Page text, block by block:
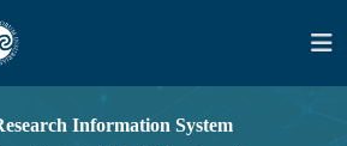
Information System